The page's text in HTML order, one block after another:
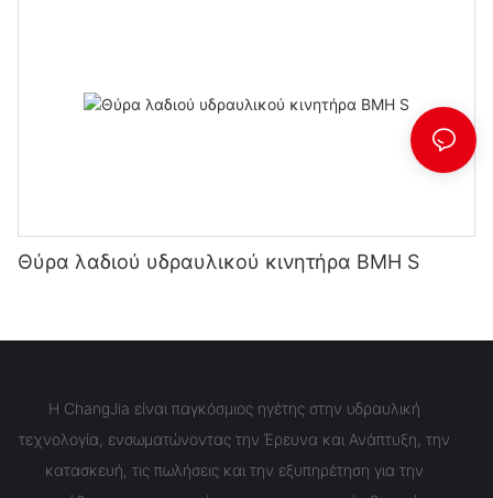
Θύρα λαδιού υδραυλικού κινητήρα BMH S
Η ChangJia είναι παγκόσμιος ηγέτης στην υδραυλική
τεχνολογία, ενσωματώνοντας την Έρευνα και Ανάπτυξη, την
κατασκευή, τις πωλήσεις και την εξυπηρέτηση για την